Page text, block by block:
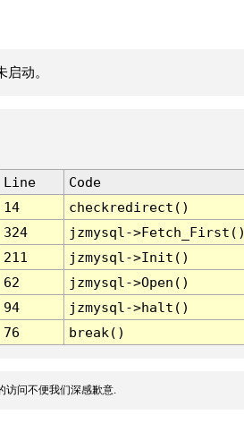
动。
Line
Code
14
checkredirect()
324
jzmysql-
211
jzmysql->Init()
62
jzmysql->Open()
94
jzmysql->halt()
76 break()
访问不便我们深感歉意.